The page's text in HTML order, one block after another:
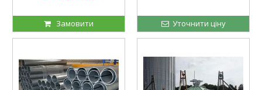
Замовити Уточнити ціну